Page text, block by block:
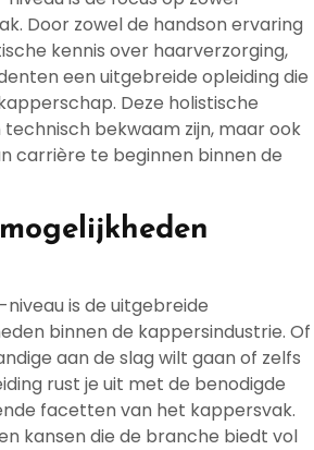
Door zowel de handson ervaring
kennis over haarverzorging,
een uitgebreide opleiding die
Deze holistische
bekwaam zijn, maar ook
carrière te beginnen binnen de
is de uitgebreide
binnen de kappersindustrie. Of
aan de slag wilt gaan of zelfs
rust je uit met de benodigde
facetten van het kappersvak.
kansen die de branche biedt vol